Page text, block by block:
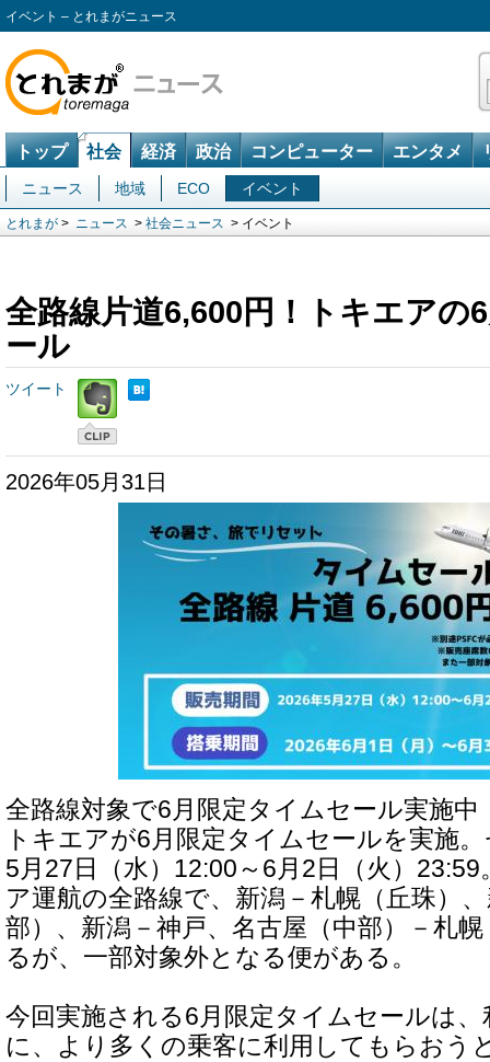
イベント – とれまがニュース
トップ 社会 経済 政治 コンピューター エンタメ
ニュース 地域 ECO イベント
とれまが > ニュース > 社会ニュース > イベント
全路線片道6,600円！トキエアの
ール
ツイート
2026年05月31日
全路線対象で6月限定タイムセール実施中
トキエアが6月限定タイムセールを実施
5月27日（水）12:00～6月2日（火）
ア運航の全路線で、新潟－札幌（丘珠）
部）、新潟－神戸、名古屋（中部）－札
るが、一部対象外となる便がある。
今回実施される6月限定タイムセールは
に、より多くの乗客に利用してもらおう